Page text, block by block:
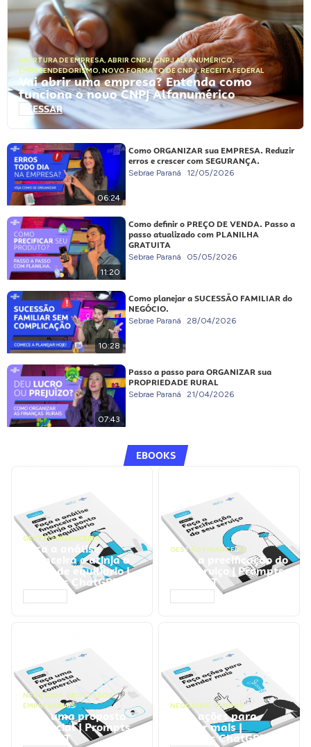
ABERTURA DE EMPRESA, ABRIR CNPJ,CNPJ ALFANUMÉRICO,
EMPREENDEDORISMO, NOVO FORMATO DE CNPJ,RECEITA FEDERAL
Vai abrir uma empresa? Entenda como
funciona o novo CNPJ Alfanumérico
ACESSAR
06:24
Como ORGANIZAR sua EMPRESA. Reduzir
erros e crescer com SEGURANÇA.
Sebrae Paraná 12/05/2026
11:20
Como definir o PREÇO DE VENDA. Passo a
passo atualizado com PLANILHA
GRATUITA
Sebrae Paraná 05/05/2026
10:28
Como planejar a SUCESSÃO FAMILIAR do
NEGÓCIO.
Sebrae Paraná 28/04/2026
07:43
Passo a passo para ORGANIZAR sua
PROPRIEDADE RURAL
Sebrae Paraná 21/04/2026
EBOOKS
GESTÃO FINANCEIRA
Faça a análise
financeira e atinja o
ponto de equilíbrio |
Prompts ChatGPT
GESTÃO FINANCEIRA
Faça a precificação do
seu serviço | Prompts
ChatGPT
NEGÓCIOS, PROCESSOS
EMPRESARIAIS
Faça uma proposta
comercial | Prompts
ChatGPT
NEGÓCIOS, VENDAS
Faça ações para
vender mais |
Prompts ChatGPT